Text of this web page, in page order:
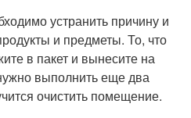
устранить причину и
и предметы. То, что
в пакет и вынесите на
выполнить еще два
очистить помещение.